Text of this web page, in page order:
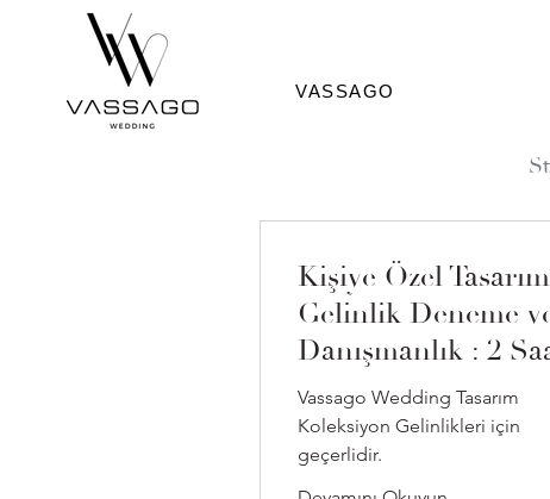
VASSAGO
Kişiye Özel Tasarım
Gelinlik Deneme
Danışmanlık : 2
Vassago Wedding Tasarım
Koleksiyon Gelinlikleri için
geçerlidir.